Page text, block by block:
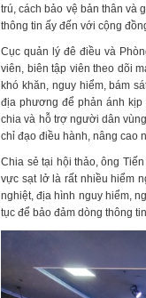
trú, cách bảo vệ bản thân và
thông tin ấy đến với cộng
Cục quản lý đê điều và
viên, biên tập viên theo dõi
khó khăn, nguy hiểm, bám
địa phương để phản ánh kịp
chia và hỗ trợ người dân
chỉ đạo điều hành, nâng cao
Chia sẻ tại hội thảo, ông
vực sạt lở là rất nhiều hiểm
nghiệt, địa hình nguy hiểm,
tục để bảo đảm dòng thông